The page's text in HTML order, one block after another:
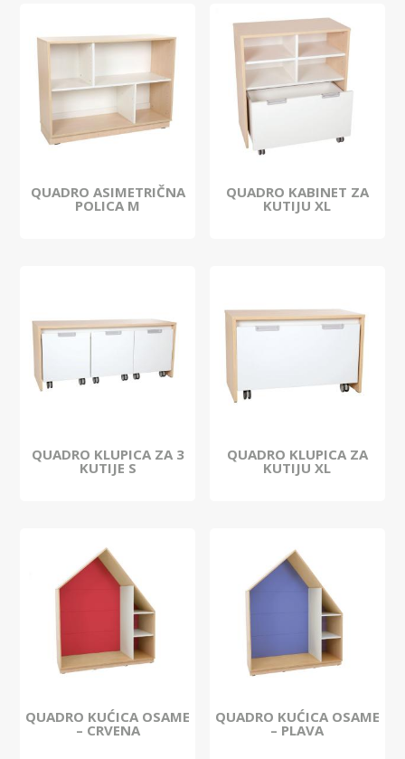
QUADRO ASIMETRIČNA
POLICA M
QUADRO KABINET ZA
KUTIJU XL
QUADRO KLUPICA ZA 3
KUTIJE S
QUADRO KLUPICA ZA
KUTIJU XL
QUADRO KUĆICA OSAME
– CRVENA
QUADRO KUĆICA OSAME
– PLAVA